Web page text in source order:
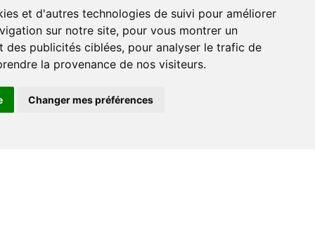
sur notre site, pour vous montrer un
des publicités ciblées, pour analyser le trafic de
la provenance de nos visiteurs.
Changer mes préférences